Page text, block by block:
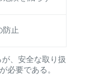
防止
、安全な取り扱
必要である。